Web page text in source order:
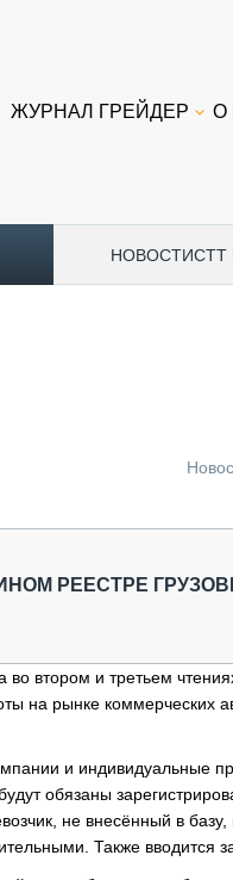
ЖУРНАЛ ГРЕЙДЕР О
НОВОСТИCTT
РЕЕСТРЕ
втором и третьем
на рынке коммерческих
и индивидуальные
обязаны
не внесённый в
Также вводится